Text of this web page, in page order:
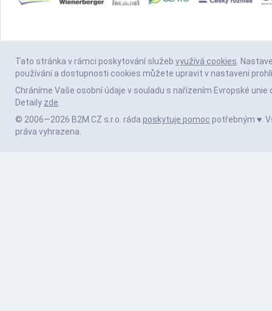
Tato stránka v rámci poskytování služeb využívá cookies.
používání a dostupnosti cookies můžete upravit v nastavení
Chráníme Vaše osobní údaje v souladu s nařízením Evropské unie
Detaily zde.
© 2006—2026 B2M.CZ s.r.o. ráda poskytuje pomoc potřebným ♥️.
práva vyhrazena.